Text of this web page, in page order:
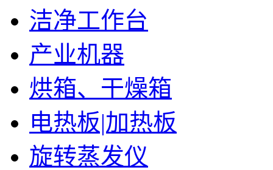
洁净工作台
产业机器
烘箱、干燥箱
电热板|加热板
旋转蒸发仪